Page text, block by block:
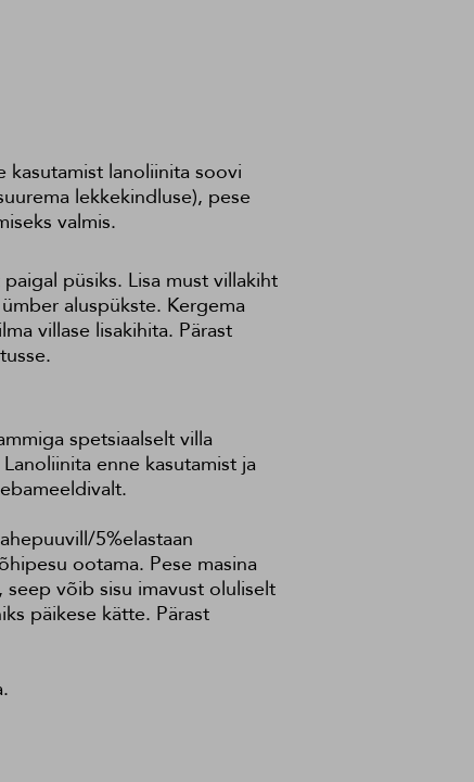
kasutamist lanoliinita soovi
lekkekindluse), pese
valmis.
püsiks. Lisa must villakiht
aluspükste. Kergema
villase lisakihita. Pärast
spetsiaalselt villa
enne kasutamist ja
5%elastaan
ootama. Pese masina
seep võib sisu imavust oluliselt
päikese kätte. Pärast